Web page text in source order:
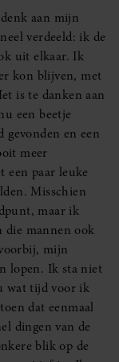
aan mijn
verdeeld: ik de
uit elkaar. Ik
kon blijven, met
is te danken aan
een beetje
gevonden en een
meer
een paar leuke
Misschien
maar ik
die mannen ook
mijn
lopen. Ik sta niet
wat tijd voor ik
dat eenmaal
dingen van de
blik op de